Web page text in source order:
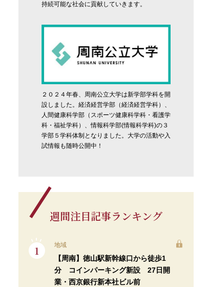
持続可能な社会に貢献していきます。
２０２４年春、周南公立大学は新学部学科を開
設しました。経済経営学部（経済経営学科）、
人間健康科学部（スポーツ健康科学科・看護学
科・福祉学科）、情報科学部(情報科学科)の３
学部５学科体制となりました。大学の活動や入
試情報も随時公開中！
週間注目記事ランキング
地域
【周南】徳山駅新幹線口から徒歩1
分 コインパーキング新設 27日開
業・西京銀行新本社ビル前